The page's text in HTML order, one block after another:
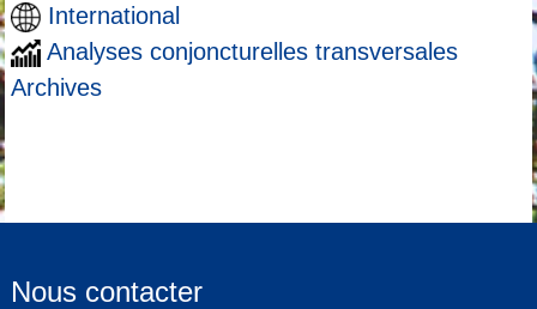
International
Analyses conjoncturelles transversales
Archives
Nous contacter